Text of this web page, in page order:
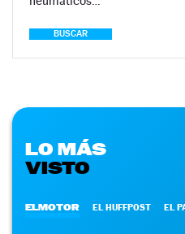
BUSCAR
LO MÁS
VISTO
ELMOTOR EL HUFFPOST EL